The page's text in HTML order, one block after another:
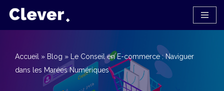
Aller
contenu
Accueil » Blog »
Le Conseil en E-commerce : Naviguer
dans les Marées Numériques